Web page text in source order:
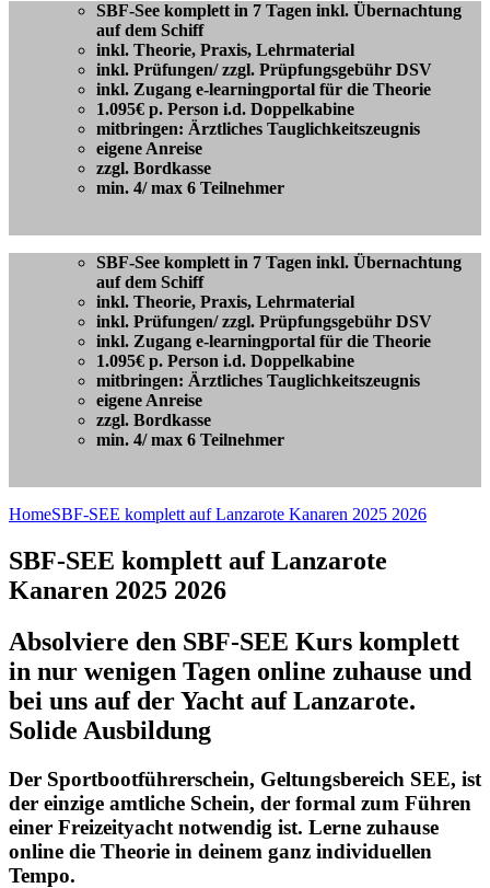
SBF-See komplett in 7 Tagen inkl. Übernachtung
auf dem Schiff
inkl. Theorie, Praxis, Lehrmaterial
inkl. Prüfungen/ zzgl. Prüpfungsgebühr DSV
inkl. Zugang e-learningportal für die Theorie
1.095€ p. Person i.d. Doppelkabine
mitbringen: Ärztliches Tauglichkeitszeugnis
eigene Anreise
zzgl. Bordkasse
min. 4/ max 6 Teilnehmer
SBF-See komplett in 7 Tagen inkl. Übernachtung
auf dem Schiff
inkl. Theorie, Praxis, Lehrmaterial
inkl. Prüfungen/ zzgl. Prüpfungsgebühr DSV
inkl. Zugang e-learningportal für die Theorie
1.095€ p. Person i.d. Doppelkabine
mitbringen: Ärztliches Tauglichkeitszeugnis
eigene Anreise
zzgl. Bordkasse
min. 4/ max 6 Teilnehmer
HomeSBF-SEE komplett auf Lanzarote Kanaren 2025 2026
SBF-SEE komplett auf Lanzarote
Kanaren 2025 2026
Absolviere den SBF-SEE Kurs komplett
in nur wenigen Tagen online zuhause und
bei uns auf der Yacht auf Lanzarote.
Solide Ausbildung
Der Sportbootführerschein, Geltungsbereich SEE, ist
der einzige amtliche Schein, der formal zum Führen
einer Freizeityacht notwendig ist. Lerne zuhause
online die Theorie in deinem ganz individuellen
Tempo.